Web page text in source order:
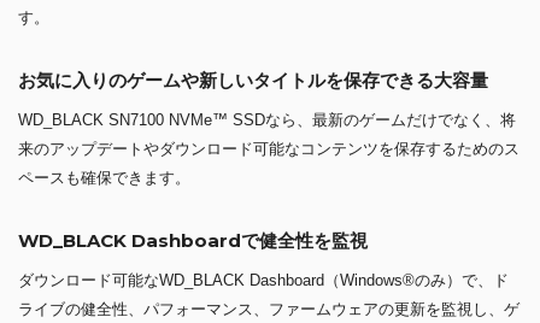
す。
お気に入りのゲームや新しいタイトルを保存できる大容量
WD_BLACK SN7100 NVMe™ SSDなら、最新のゲームだけでなく、将
来のアップデートやダウンロード可能なコンテンツを保存するためのス
ペースも確保できます。
WD_BLACK Dashboardで健全性を監視
ダウンロード可能なWD_BLACK Dashboard（Windows®のみ）で、ド
ライブの健全性、パフォーマンス、ファームウェアの更新を監視し、ゲ